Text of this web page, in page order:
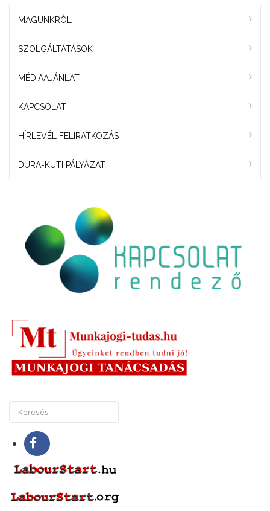
MAGUNKRÓL
SZOLGÁLTATÁSOK
MÉDIAAJÁNLAT
KAPCSOLAT
HÍRLEVÉL FELIRATKOZÁS
DURA-KUTI PÁLYÁZAT